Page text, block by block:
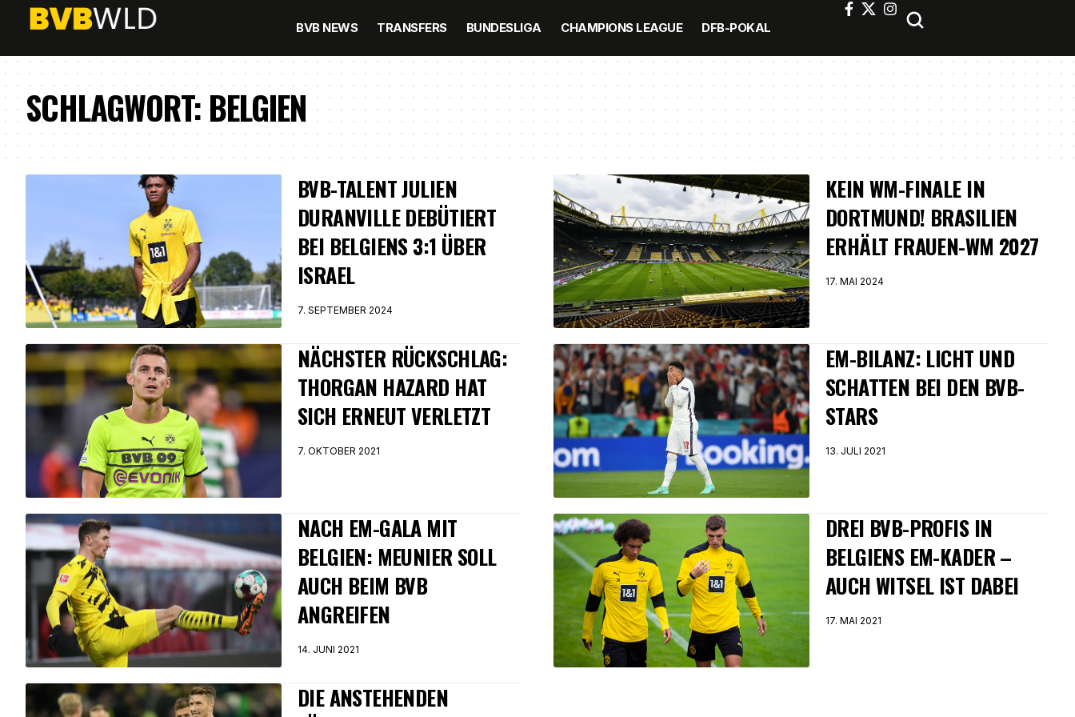
BVB NEWS TRANSFERS BUNDESLIGA CHAMPIONS LEAGUE DFB-POKAL
SCHLAGWORT:BELGIEN
BVB-TALENT JULIEN
DURANVILLE DEBÜTIERT
BEI BELGIENS 3:1 ÜBER
ISRAEL
7. SEPTEMBER 2024
KEIN WM-FINALE IN
DORTMUND! BRASILIEN
ERHÄLT FRAUEN-WM 2027
17. MAI 2024
NÄCHSTER RÜCKSCHLAG:
THORGAN HAZARD HAT
SICH ERNEUT VERLETZT
7. OKTOBER 2021
EM-BILANZ: LICHT UND
SCHATTEN BEI DEN BVB-
STARS
13. JULI 2021
NACH EM-GALA MIT
BELGIEN: MEUNIER SOLL
AUCH BEIM BVB
ANGREIFEN
14. JUNI 2021
DREI BVB-PROFIS IN
BELGIENS EM-KADER –
AUCH WITSEL IST DABEI
17. MAI 2021
DIE ANSTEHENDEN